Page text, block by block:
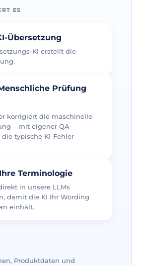
ES
Übersetzung
KI erstellt die
Prüfung
korrigiert die maschinelle
– mit eigener QA-
die typische KI-Fehler
Terminologie
in unsere LLMs
damit die KI Ihr Wording
einhält.
Produktdaten und